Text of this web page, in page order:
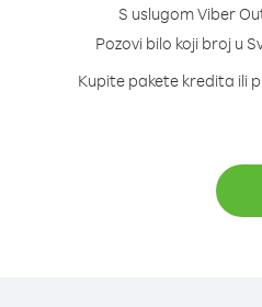
S uslugom Viber
Pozovi bilo koji broj u
Kupite pakete kredita ili